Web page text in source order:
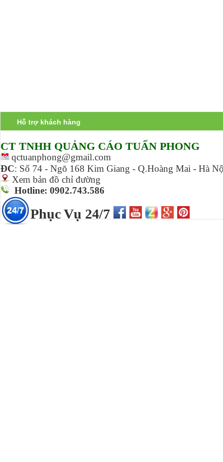
Hỗ trợ khách hàng
CT TNHH QUẢNG CÁO TUẤN PHONG
qctuanphong@gmail.com
ĐC: Số 74 - Ngõ 168 Kim Giang - Q.Hoàng Mai - Hà
Xem bản đồ chỉ đường
Hotline: 0902.743.586
Phục Vụ 24/7